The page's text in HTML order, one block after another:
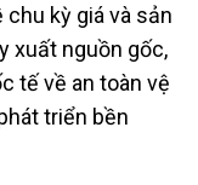
kỳ giá và sản
xuất nguồn gốc,
tế về an toàn vệ
triển bền